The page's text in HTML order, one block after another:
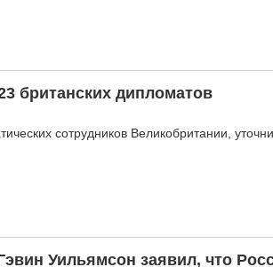
британских дипломатов
сотрудников Великобритании,
Уильямсон заявил, что